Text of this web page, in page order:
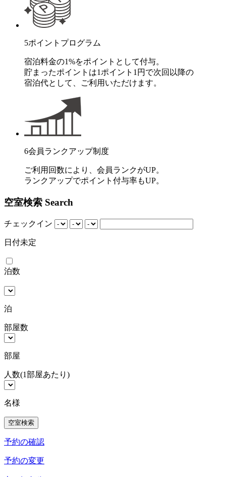
5ポイントプログラム
宿泊料金の1%をポイントとして付与。
貯まったポイントは1ポイント1円で次回以降の
宿泊代として、ご利用いただけます。
6会員ランクアップ制度
ご利用回数により、会員ランクがUP。
ランクアップでポイント付与率もUP。
空室検索 Search
チェックイン
日付未定
泊数
泊
部屋数
部屋
人数(1部屋あたり)
名様
予約の確認
予約の変更